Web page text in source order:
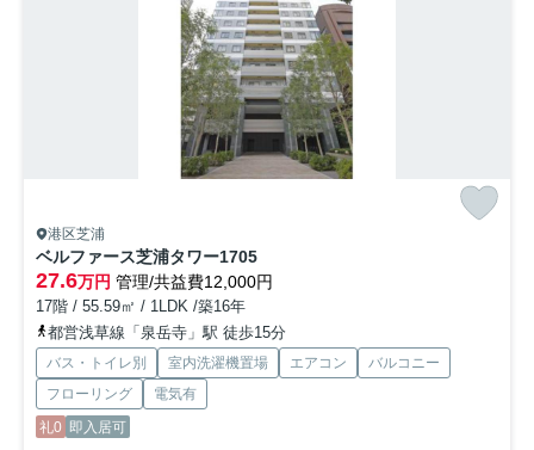
港区芝浦
ベルファース芝浦タワー1705
27.6万円 管理/共益費12,000円
17階 / 55.59㎡ / 1LDK /築16年
都営浅草線「泉岳寺」駅 徒歩15分
バス・トイレ別 室内洗濯機置場 エアコン
バルコニー
フローリング
電気有
礼0 即入居可